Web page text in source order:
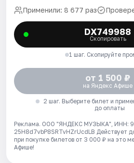
Применили: 8 677 раз
DX749988
Скопировать
1 шаг. Скопируйте
от 1 500 ₽
на Яндекс Афише
2 шаг. Выберите билет и
до оплаты
Реклама. ООО "ЯНДЕКС МУЗЫКА", ИНН:
25H8d7vbP8SRTvHZrUcdLB Действует
при покупке билетов от 3 000 ₽ на это
Афише!